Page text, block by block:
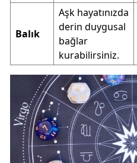
Balık
Aşk hayatınızda
derin duygusal
bağlar
kurabilirsiniz.